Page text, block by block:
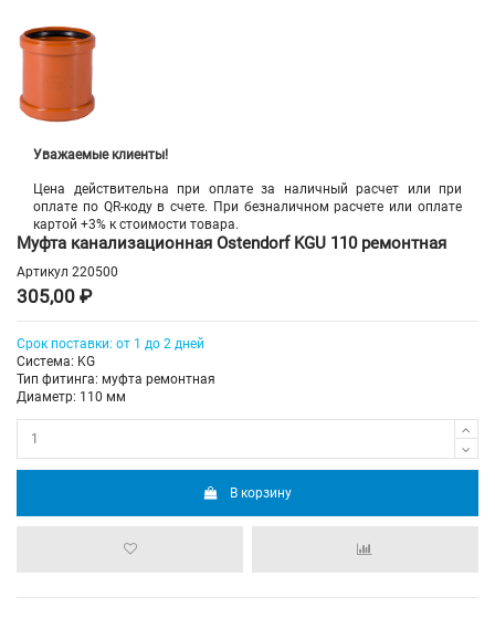
Уважаемые клиенты!
Цена действительна при оплате за наличный расчет или при
оплате по QR-коду в счете. При безналичном расчете или оплате
картой +3% к стоимости товара.
Муфта канализационная Ostendorf KGU 110 ремонтная
Артикул 220500
305,00 ₽
Срок поставки: от 1 до 2 дней
Система: KG
Тип фитинга: муфта ремонтная
Диаметр: 110 мм
В корзину